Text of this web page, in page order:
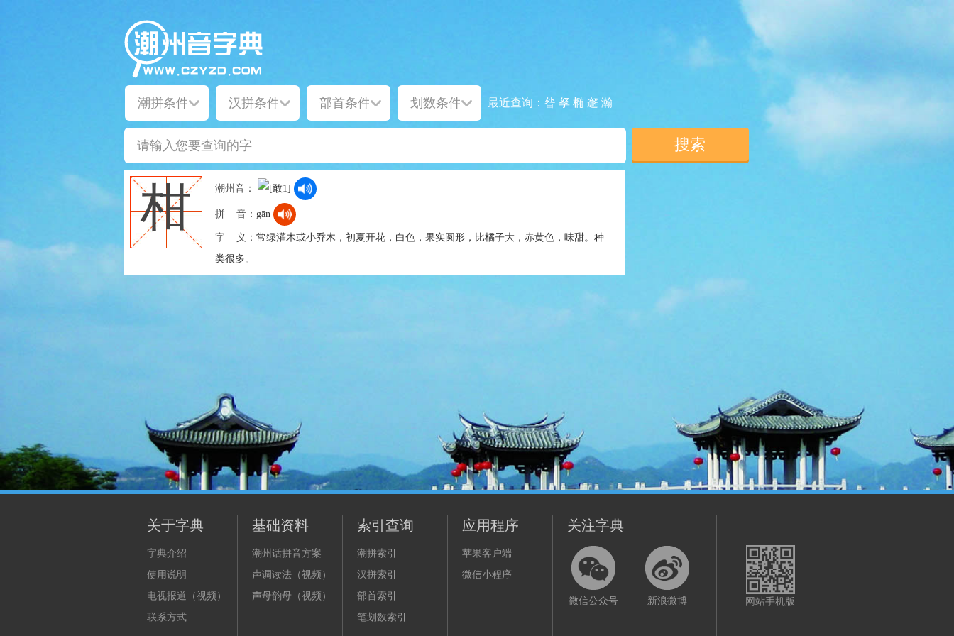
最近查询： 昝 孥 椭 邂 瀚
柑 潮州音：
拼 音： gān
字 义： 常绿灌木或小乔木，初夏开花，白色，果实圆形，比橘子大，赤黄色，味甜。种
类很多。
关于字典
字典介绍
使用说明
电视报道（视频）
联系方式
基础资料
潮州话拼音方案
声调读法（视频）
声母韵母（视频）
索引查询
潮拼索引
汉拼索引
部首索引
笔划数索引
应用程序
苹果客户端
微信小程序
关注字典
微信公众号 新浪微博 网站手机版